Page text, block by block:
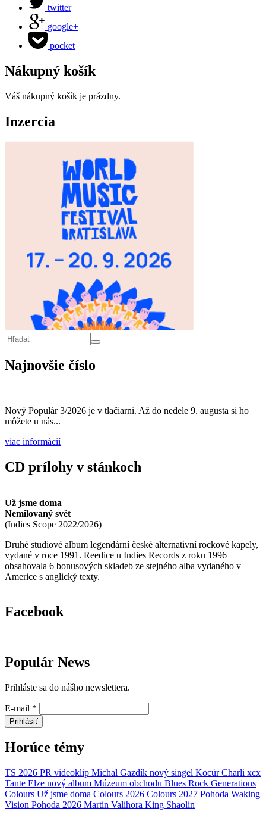
twitter
google+
pocket
Nákupný košík
Váš nákupný košík je prázdny.
Inzercia
Najnovšie číslo
Nový Populár 3/2026 je v tlačiarni. Až do nedele 9. augusta si ho
môžete u nás...
viac informácií
CD prílohy v stánkoch
Už jsme doma
Nemilovaný svět
(Indies Scope 2022/2026)
Druhé studiové album legendární české alternativní rockové kapely,
vydané v roce 1991. Reedice u Indies Records z roku 1996
obsahovala 6 bonusových skladeb ze stejného alba vydaného v
Americe s anglický texty.
Facebook
Populár News
Prihláste sa do nášho newslettera.
E-mail *
Prihlásiť
Horúce témy
TS 2026 PR videoklip Michal Gazdík nový singel Kocúr Charli xcx
Tante Elze nový album Múzeum obchodu Blues Rock Generations
Colours Už jsme doma Colours 2026 Colours 2027 Pohoda Waking
Vision Pohoda 2026 Martin Valihora King Shaolin